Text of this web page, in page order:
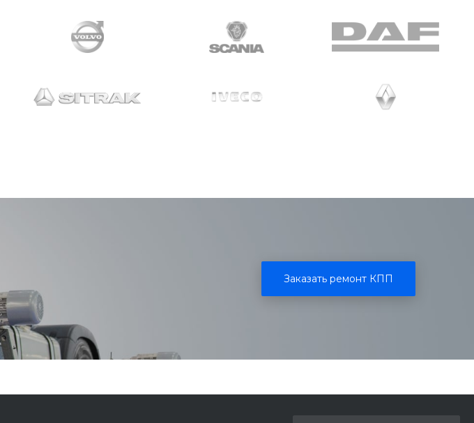
Заказать ремонт КПП